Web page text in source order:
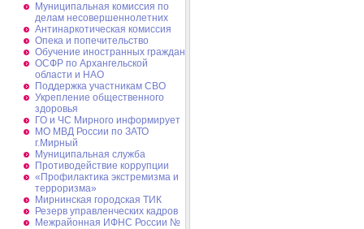
Муниципальная комиссия по
делам несовершеннолетних
Антинаркотическая комиссия
Опека и попечительство
Обучение иностранных граждан
ОСФР по Архангельской
области и НАО
Поддержка участникам СВО
Укрепление общественного
здоровья
ГО и ЧС Мирного информирует
МО МВД России по ЗАТО
г.Мирный
Муниципальная cлужба
Противодействие коррупции
«Профилактика экстремизма и
терроризма»
Мирнинская городская ТИК
Резерв управленческих кадров
Межрайонная ИФНС России №